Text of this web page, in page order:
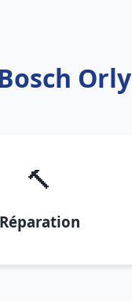
Orly
🔨
Réparation